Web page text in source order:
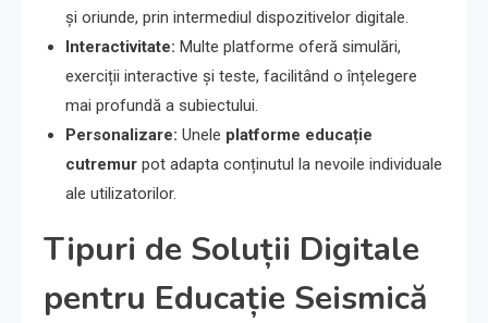
și oriunde, prin intermediul dispozitivelor digitale.
Interactivitate: Multe platforme oferă simulări,
exerciții interactive și teste, facilitând o înțelegere
mai profundă a subiectului.
Personalizare: Unele platforme educație
cutremur pot adapta conținutul la nevoile individuale
ale utilizatorilor.
Tipuri de Soluții Digitale
pentru Educație Seismică